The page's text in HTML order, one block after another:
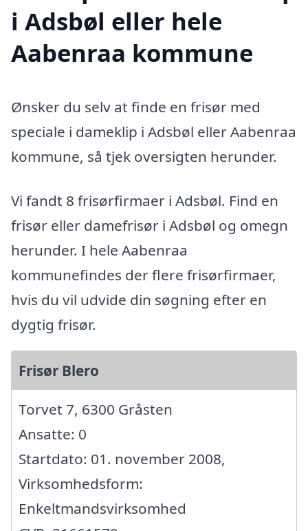
i Adsbøl eller hele
Aabenraa kommune
Ønsker du selv at finde en frisør med
speciale i dameklip i Adsbøl eller Aabenraa
kommune, så tjek oversigten herunder.
Vi fandt 8 frisørfirmaer i Adsbøl. Find en
frisør eller damefrisør i Adsbøl og omegn
herunder. I hele Aabenraa
kommunefindes der flere frisørfirmaer,
hvis du vil udvide din søgning efter en
dygtig frisør.
Frisør Blero
Torvet 7, 6300 Gråsten
Ansatte: 0
Startdato: 01. november 2008,
Virksomhedsform:
Enkeltmandsvirksomhed